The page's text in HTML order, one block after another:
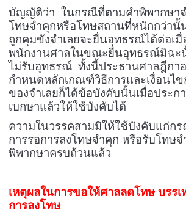
บัญญัติว่า ในกรณีที่ตามคำพิพากษาจ
โทษจำคุกหรือโทษสถานที่หนักกว่านั้
ถูกคุมขังจำเลยจะยื่นอุทธรณ์ได้ต่อเ
พนักงานศาลในขณะยื่นอุทธรณ์มิฉะ
ไม่รับอุทธรณ์ ทั้งนี้ประธานศาลฎีกา
กำหนดหลักเกณฑ์วิธีการและเงื่อนไ
ของจำเลยก็ได้ข้อบังคับนั้นเมื่อประก
เบกษาแล้วให้ใช้บังคับได้
ความในวรรคสามมิให้ใช้บังคับแก่ก
การรอการลงโทษจำคุก หรือรับโทษ
พิพากษาครบถ้วนแล้ว
เหตุผลในการขอให้ศาลลดโทษ บรร
การลงโทษ